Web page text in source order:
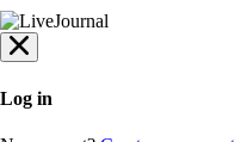
Log in